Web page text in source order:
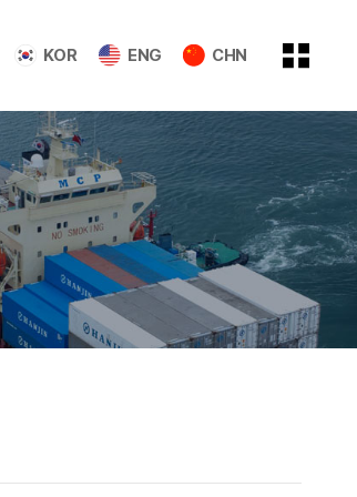
KOR ENG CHN